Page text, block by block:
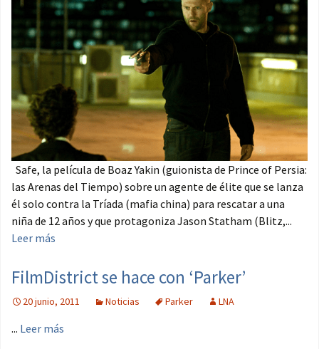
Safe, la película de Boaz Yakin (guionista de Prince of Persia:
las Arenas del Tiempo) sobre un agente de élite que se lanza
él solo contra la Tríada (mafia china) para rescatar a una
niña de 12 años y que protagoniza Jason Statham (Blitz,...
Leer más
FilmDistrict se hace con ‘Parker’
20 junio, 2011 Noticias Parker LNA
... Leer más